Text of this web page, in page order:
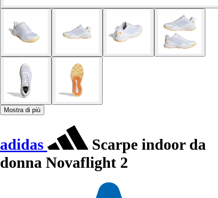
Mostra di più
adidas
Scarpe indoor da
donna Novaflight 2